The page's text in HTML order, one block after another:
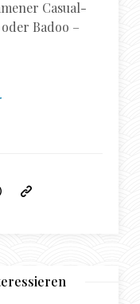
Casual-
Badoo –